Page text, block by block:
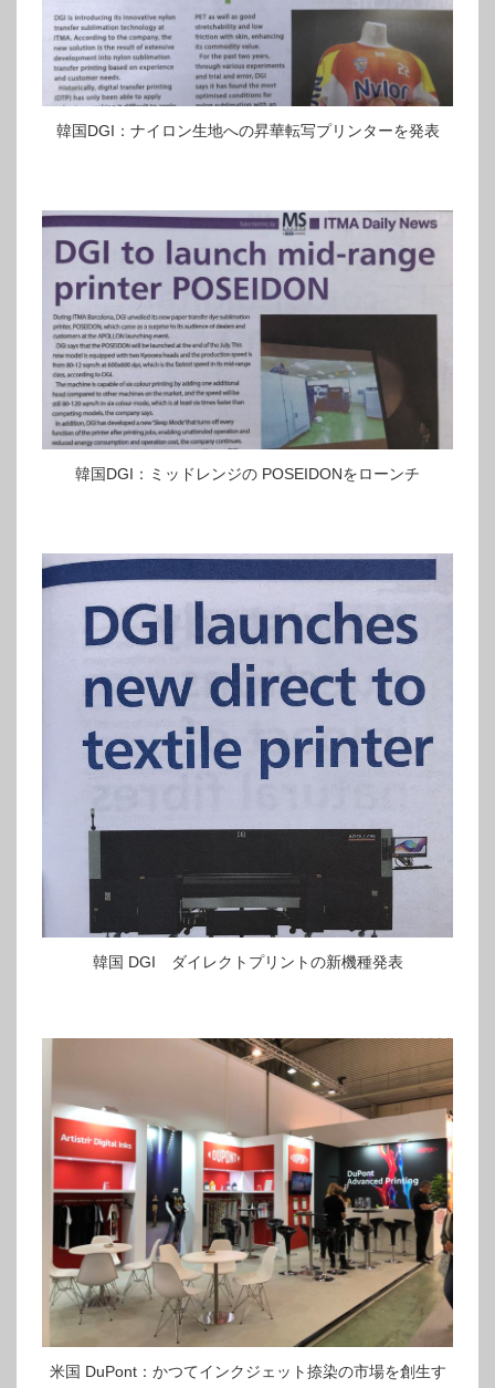
韓国DGI：ナイロン生地への昇華転写プリンターを発表
韓国DGI：ミッドレンジの POSEIDONをローンチ
韓国 DGI ダイレクトプリントの新機種発表
米国 DuPont：かつてインクジェット捺染の市場を創生す